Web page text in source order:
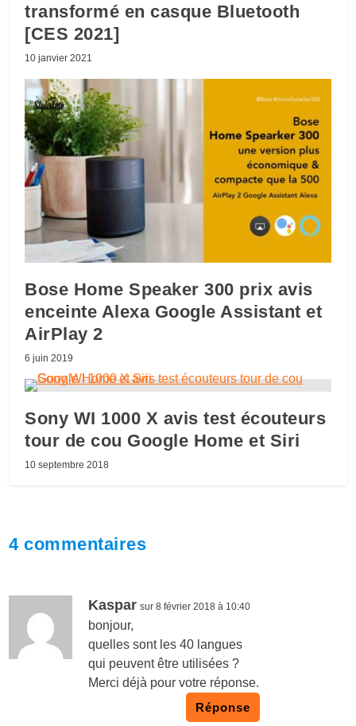
transformé en casque Bluetooth
[CES 2021]
10 janvier 2021
Bose Home Speaker 300 prix avis
enceinte Alexa Google Assistant et
AirPlay 2
6 juin 2019
Sony WI 1000 X avis test écouteurs
tour de cou Google Home et Siri
10 septembre 2018
4 commentaires
Kaspar sur 8 février 2018 à 10:40
bonjour,
quelles sont les 40 langues
qui peuvent être utilisées ?
Merci déjà pour votre réponse.
Réponse